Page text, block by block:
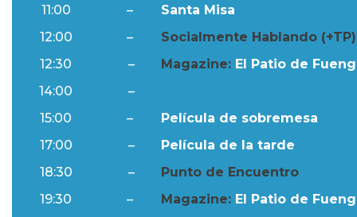
11:00
–
Santa Misa
12:00
–
Socialmente Hablando (+TP)
12:30
– Magazine: El Patio de
14:00
–
15:00
–
Película de sobremesa
17:00
–
Película de la tarde
18:30
–
Punto de Encuentro
19:30
– Magazine: El Patio de